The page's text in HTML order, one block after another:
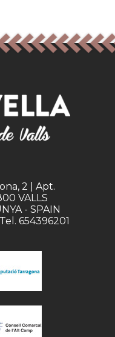
2 | Apt.
VALLS
- SPAIN
654396201